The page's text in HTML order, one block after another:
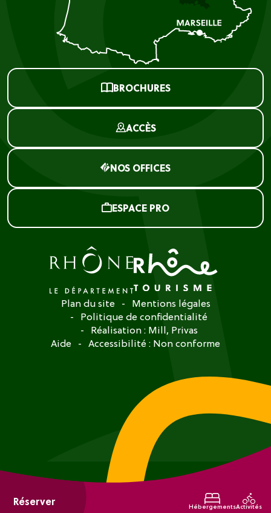
Réserver HébergementsActivités
BROCHURES
ACCÈS
NOS OFFICES
ESPACE PRO
Plan du site
Mentions légales
Politique de confidentialité
Réalisation : Mill, Privas
Aide
Accessibilité : Non conforme